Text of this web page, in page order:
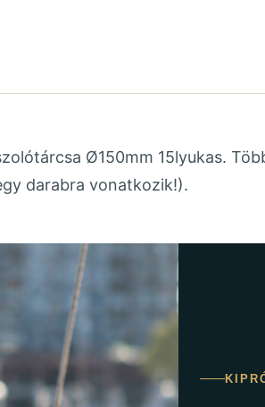
Ø150mm 15lyukas.
darabra vonatkozik!).